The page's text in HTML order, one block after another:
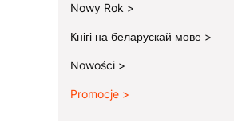
Nowy Rok
Кнігі на беларускай мове
Nowości
Promocje